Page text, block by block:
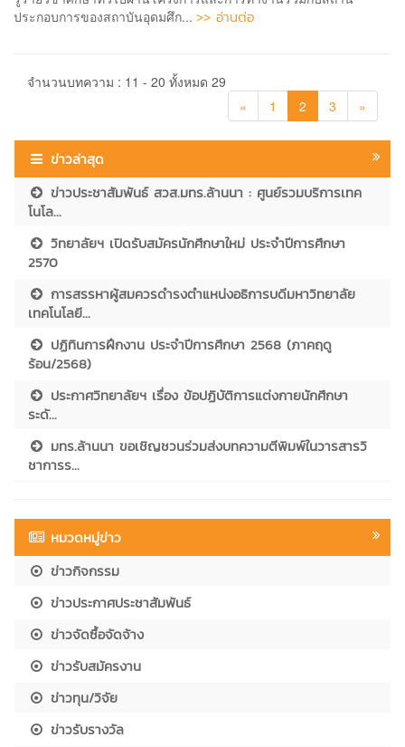
ประกอบการของสถาบันอุดมศึก... >> อ่านต่อ
จำนวนบทความ : 11 - 20 ทั้งหมด 29
«
1 2 3 »
ข่าวล่าสุด
ข่าวประชาสัมพันธ์ สวส.มทร.ล้านนา : ศูนย์รวมบริการเทค
โนโล...
วิทยาลัยฯ เปิดรับสมัครนักศึกษาใหม่ ประจำปีการศึกษา
2570
การสรรหาผู้สมควรดำรงตำแหน่งอธิการบดีมหาวิทยาลัย
เทคโนโลยี...
ปฏิทินการฝึกงาน ประจำปีการศึกษา 2568 (ภาคฤดู
ร้อน/2568)
ประกาศวิทยาลัยฯ เรื่อง ข้อปฏิบัติการแต่งกายนักศึกษา
ระดั...
มทร.ล้านนา ขอเชิญชวนร่วมส่งบทความตีพิมพ์ในวารสารวิ
ชาการร...
หมวดหมู่ข่าว
ข่าวกิจกรรม
ข่าวประกาศประชาสัมพันธ์
ข่าวจัดซื้อจัดจ้าง
ข่าวรับสมัครงาน
ข่าวทุน/วิจัย
ข่าวรับรางวัล